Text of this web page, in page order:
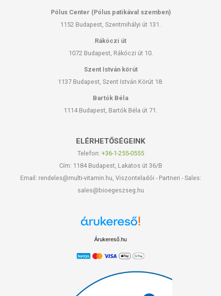
Pólus Center (Pólus patikával szemben)
1152 Budapest, Szentmihályi út 131.
Rákóczi út
1072 Budapest, Rákóczi út 10.
Szent István körút
1137 Budapest, Szent István Körút 18.
Bartók Béla
1114 Budapest, Bartók Béla út 71.
ELÉRHETŐSÉGEINK
Telefon: +36-1-255-0555
Cím: 1184 Budapest, Lakatos út 36/B
Email: rendeles@multi-vitamin.hu, Viszonteladói - Partneri - Sales:
sales@bioegeszseg.hu
Árukereső.hu